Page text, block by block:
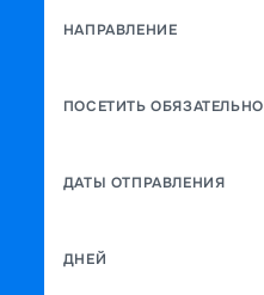
НАПРАВЛЕНИЕ
ПОСЕТИТЬ ОБЯЗАТЕЛЬНО
ДАТЫ ОТПРАВЛЕНИЯ
ДНЕЙ